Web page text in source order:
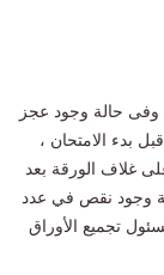
وفى حالة وجود عجز
بدء الامتحان ،
غلاف الورقة بعد
وجود نقص في عدد
تجميع الأوراق